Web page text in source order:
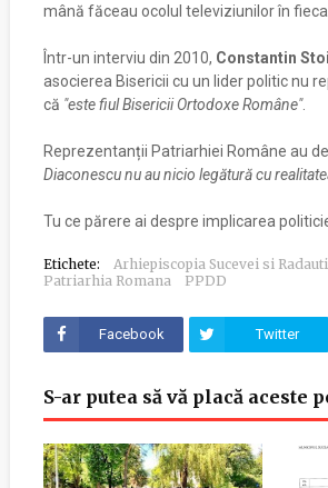
mână făceau ocolul televiziunilor în
Într-un interviu din 2010, Constantin
asocierea Bisericii cu un lider politic nu
că "este fiul Bisericii Ortodoxe Române".
Reprezentanții Patriarhiei Române au
Diaconescu nu au nicio legătură cu
Tu ce părere ai despre implicarea
Etichete:
Arhiepiscopia Sucevei si
Patriarhia Romana
PPDD
Facebook Twitter
S-ar putea să vă placă aceste